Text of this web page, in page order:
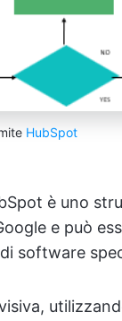
HubSpot
è uno
e può
software